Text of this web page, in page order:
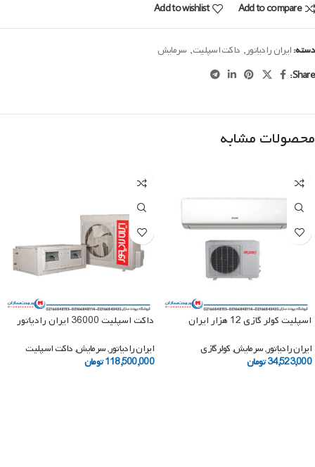
Add to compare
Add to wishlist
دسته:ایران رادیاتور, داکت اسپلیت, سرمایش
Share:
محصولات مشابه
اسپلیت کولر گازی 12 هزار ایران
ایران رادیاتور,سرمایش,کولرگازی
34,523,000تومان
داکت اسپلیت 36000 ایران رادیاتور
ایران رادیاتور,سرمایش,داکت اسپلیت
118,500,000تومان